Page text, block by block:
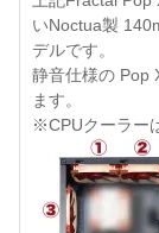
いNoctua製
デルです。
静音仕様の Pop
ます。
※CPUクーラー